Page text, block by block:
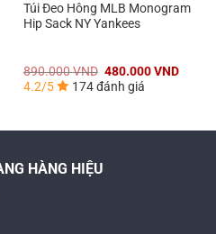
Túi Đeo Hông MLB Monogram
Hip Sack NY Yankees
890.000VND Giá
gốc
là:
480.000VNDGiá
4.2/5 174 đánh giá
HÀNG HIỆU